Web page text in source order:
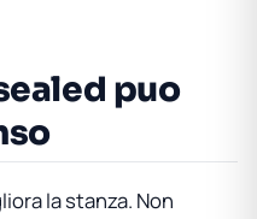
puo
la stanza. Non